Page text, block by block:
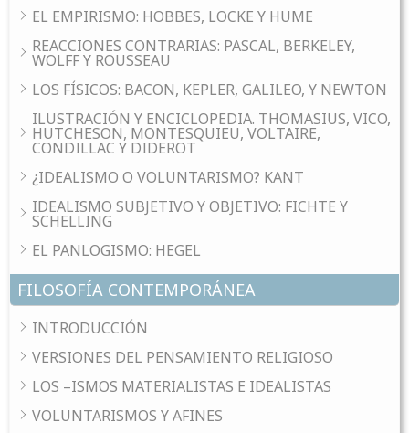
EL EMPIRISMO: HOBBES, LOCKE Y HUME
REACCIONES CONTRARIAS: PASCAL, BERKELEY,
WOLFF Y ROUSSEAU
LOS FÍSICOS: BACON, KEPLER, GALILEO, Y NEWTON
ILUSTRACIÓN Y ENCICLOPEDIA. THOMASIUS, VICO,
HUTCHESON, MONTESQUIEU, VOLTAIRE,
CONDILLAC Y DIDEROT
¿IDEALISMO O VOLUNTARISMO? KANT
IDEALISMO SUBJETIVO Y OBJETIVO: FICHTE Y
SCHELLING
EL PANLOGISMO: HEGEL
FILOSOFÍA CONTEMPORÁNEA
INTRODUCCIÓN
VERSIONES DEL PENSAMIENTO RELIGIOSO
LOS –ISMOS MATERIALISTAS E IDEALISTAS
VOLUNTARISMOS Y AFINES